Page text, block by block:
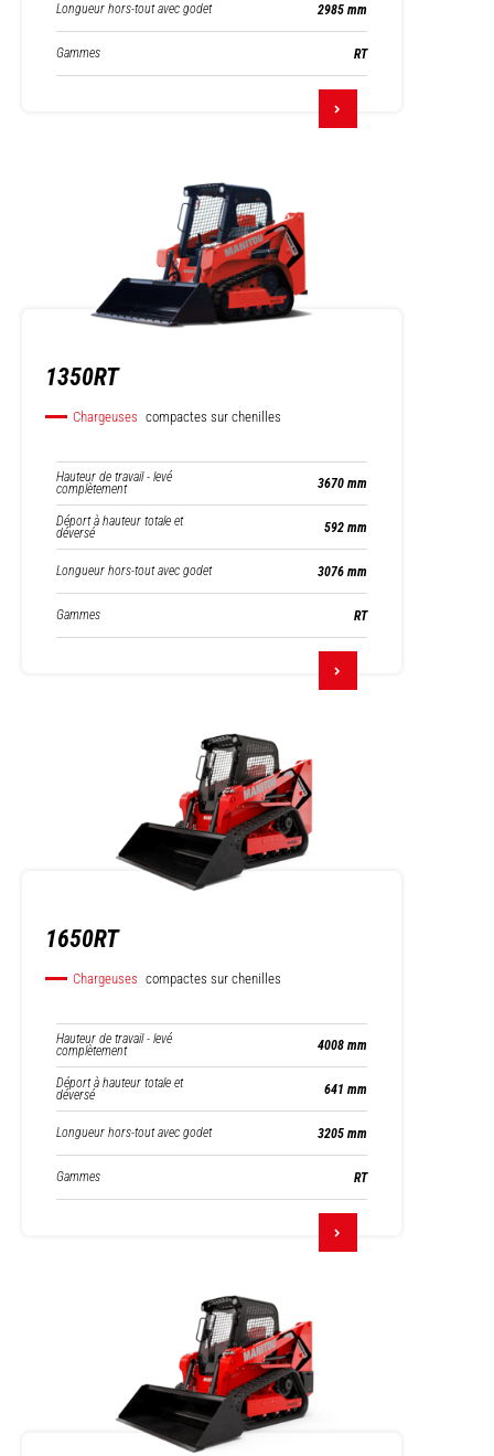
Longueur hors-tout avec godet 2985 mm
Gammes RT
1350RT
Chargeuses compactes sur chenilles
Hauteur de travail - levé
complètement 3670 mm
Déport à hauteur totale et
déversé 592 mm
Longueur hors-tout avec godet 3076 mm
Gammes RT
1650RT
Chargeuses compactes sur chenilles
Hauteur de travail - levé
complètement 4008 mm
Déport à hauteur totale et
déversé 641 mm
Longueur hors-tout avec godet 3205 mm
Gammes RT